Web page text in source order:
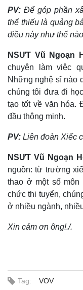
Kinh tế
Khởi nghiệp
PV: Để góp phần
thể thiếu là quảng
điều này như thế
NSƯT Vũ Ngoạn
chuyên làm việc
Những nghệ sĩ nào
chúng tôi đưa đi
tạo tốt về văn hóa.
đầu thông minh.
PV: Liên đoàn Xiếc
NSƯT Vũ Ngoạn
nguồn: từ trường
thao ở một số
chức thi tuyển,
ở nhiều ngành,
Xin cảm ơn ông!./.
Tag: VOV